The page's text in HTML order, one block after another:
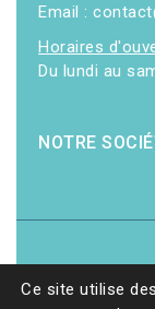
Email :
Horaires
Du lundi au
NOTRE
Ce site utilise
© 2026 -